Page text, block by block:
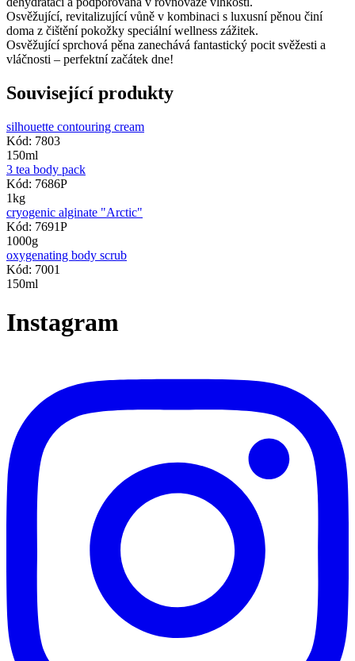
Osvěžující, revitalizující vůně v kombinaci s luxusní pěnou činí
doma z čištění pokožky speciální wellness zážitek.
Osvěžující sprchová pěna zanechává fantastický pocit svěžesti a
vláčnosti – perfektní začátek dne!
Související produkty
silhouette contouring cream
Kód: 7803
150ml
3 tea body pack
Kód: 7686P
1kg
cryogenic alginate "Arctic"
Kód: 7691P
1000g
oxygenating body scrub
Kód: 7001
150ml
Instagram